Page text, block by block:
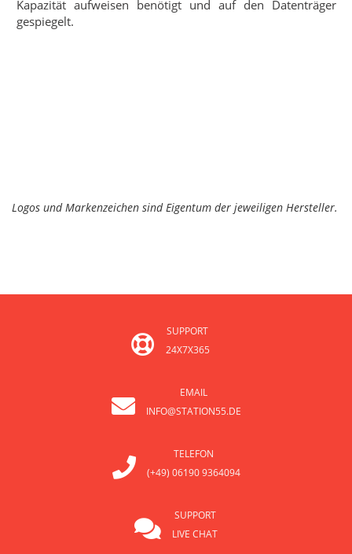
Kapazität aufweisen benötigt und auf den Datenträger
gespiegelt.
Logos und Markenzeichen sind Eigentum der jeweiligen Hersteller.
SUPPORT
24X7X365
EMAIL
INFO@STATION55.DE
TELEFON
(+49) 06190 9364094
SUPPORT
LIVE CHAT